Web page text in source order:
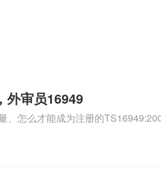
外审员16949
、怎么才能成为注册的
了解具体情况、iso9000外审员、